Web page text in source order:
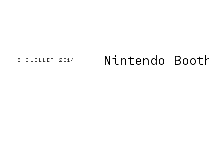
9 JUILLET 2014 Nintendo